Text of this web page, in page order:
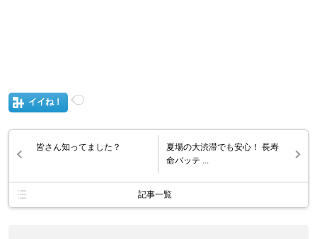
イイね！
皆さん知ってました？
夏場の大渋滞でも安心！ 長寿
命バッテ ...
記事一覧